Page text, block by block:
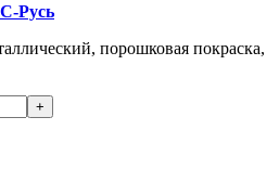
Русь
порошковая покраска,